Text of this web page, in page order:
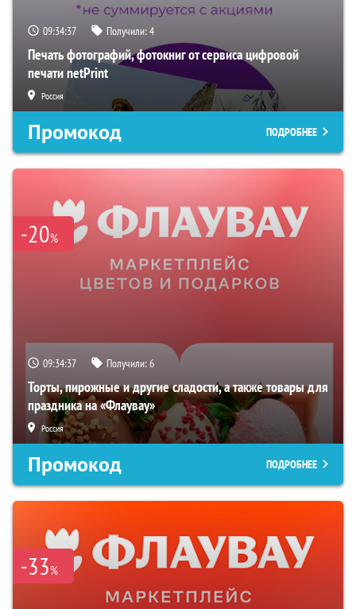
09:34:36 Получили:4
Печать фотографий, фотокниг от сервиса цифровой
печати netPrint
Россия
Промокод ПОДРОБНЕЕ
-20%
09:34:36 Получили:6
Торты, пирожные и другие сладости, а также товары для
праздника на «Флаувау»
Россия
Промокод ПОДРОБНЕЕ
-33%